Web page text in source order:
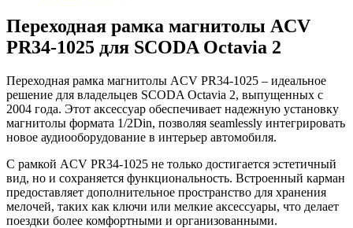
Переходная рамка магнитолы ACV
PR34-1025 для SCODA Octavia 2
Переходная рамка магнитолы ACV PR34-1025 – идеальное
решение для владельцев SCODA Octavia 2, выпущенных с
2004 года. Этот аксессуар обеспечивает надежную установку
магнитолы формата 1/2Din, позволяя seamlessly интегрировать
новое аудиооборудование в интерьер автомобиля.
С рамкой ACV PR34-1025 не только достигается эстетичный
вид, но и сохраняется функциональность. Встроенный карман
предоставляет дополнительное пространство для хранения
мелочей, таких как ключи или мелкие аксессуары, что делает
поездки более комфортными и организованными.